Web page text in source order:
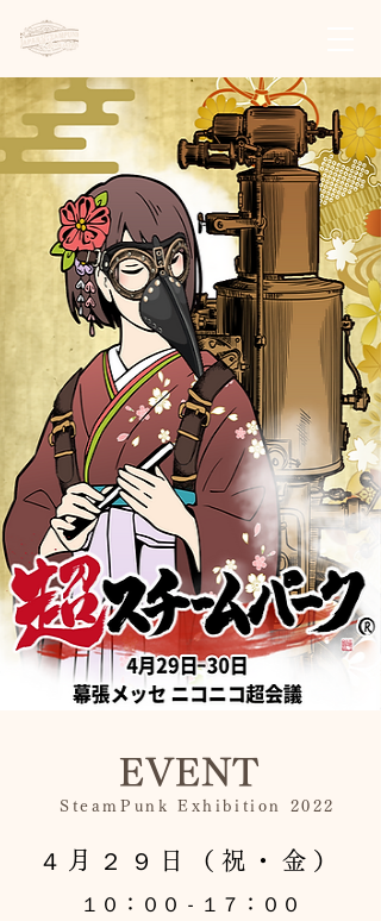
​EVENT
SteamPunk Exhibition 2022
４月２９日（祝・金）
１０：００ - １７：００